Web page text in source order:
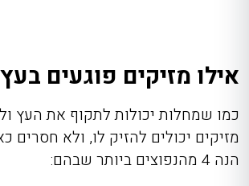
אילו מזיקים פוגעים
כמו שמחלות יכולות לתקוף את העץ
מזיקים יכולים להזיק לו, ולא חסרים
הנה 4 מהנפוצים ביותר שבהם: